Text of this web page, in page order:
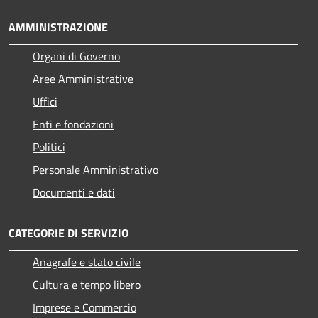
AMMINISTRAZIONE
Organi di Governo
Aree Amministrative
Uffici
Enti e fondazioni
Politici
Personale Amministrativo
Documenti e dati
CATEGORIE DI SERVIZIO
Anagrafe e stato civile
Cultura e tempo libero
Imprese e Commercio